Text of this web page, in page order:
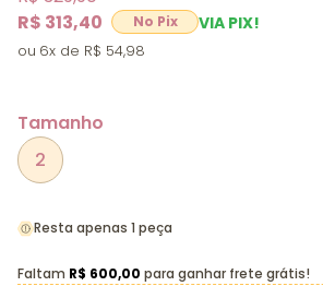
R$ 313,40 VIA PIX!
6x R$ 54,98
Tamanho
2
Resta apenas 1 peça
Faltam R$ 600,00 para ganhar frete grátis!